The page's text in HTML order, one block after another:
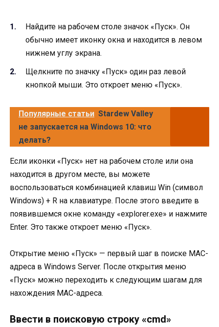
Найдите на рабочем столе значок «Пуск». Он
обычно имеет иконку окна и находится в левом
нижнем углу экрана.
Щелкните по значку «Пуск» один раз левой
кнопкой мыши. Это откроет меню «Пуск».
Популярные статьи Stardew Valley
не запускается на Windows 10: что
делать?
Если иконки «Пуск» нет на рабочем столе или она
находится в другом месте, вы можете
воспользоваться комбинацией клавиш Win (символ
Windows) + R на клавиатуре. После этого введите в
появившемся окне команду «explorer.exe» и нажмите
Enter. Это также откроет меню «Пуск».
Открытие меню «Пуск» — первый шаг в поиске MAC-
адреса в Windows Server. После открытия меню
«Пуск» можно переходить к следующим шагам для
нахождения MAC-адреса.
Ввести в поисковую строку «cmd»